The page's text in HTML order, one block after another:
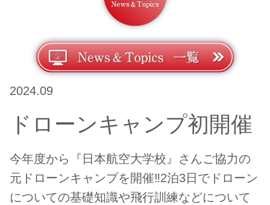
2024.09
ドローンキャンプ初開催
今年度から『日本航空大学校』さんご協力の
元ドローンキャンプを開催‼️2泊3日でドローン
についての基礎知識や飛行訓練などについて